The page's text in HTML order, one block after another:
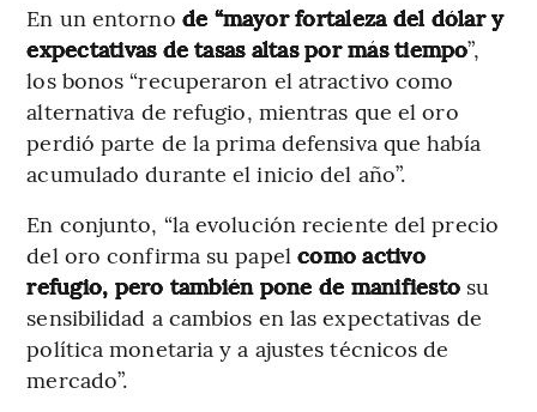
En un entorno de “mayor fortaleza del dólar y
expectativas de tasas altas por más tiempo”,
los bonos “recuperaron el atractivo como
alternativa de refugio, mientras que el oro
perdió parte de la prima defensiva que había
acumulado durante el inicio del año”.
En conjunto, “la evolución reciente del precio
del oro confirma su papel como activo
refugio, pero también pone de manifiesto su
sensibilidad a cambios en las expectativas de
política monetaria y a ajustes técnicos de
mercado”.